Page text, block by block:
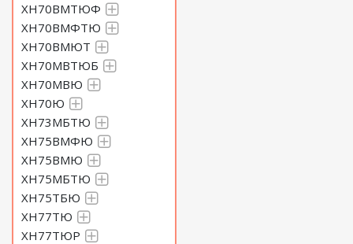
ХН70ВМТЮФ
ХН70ВМФТЮ
ХН70ВМЮТ
ХН70МВТЮБ
ХН70МВЮ
ХН70Ю
ХН73МБТЮ
ХН75ВМФЮ
ХН75ВМЮ
ХН75МБТЮ
ХН75ТБЮ
ХН77ТЮ
ХН77ТЮР